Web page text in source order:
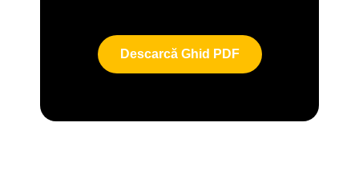
Descarcă Ghid PDF